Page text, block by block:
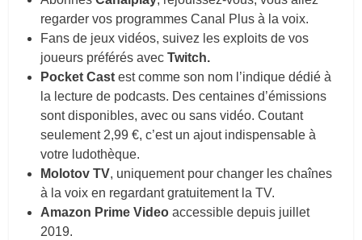
regarder vos programmes Canal Plus à la voix.
Fans de jeux vidéos, suivez les exploits de vos
joueurs préférés avecTwitch.
Pocket Cast est comme son nom l’indique dédié à
la lecture de podcasts. Des centaines d’émissions
sont disponibles, avec ou sans vidéo. Coutant
seulement 2,99 €, c’est un ajout indispensable à
votre ludothèque.
Molotov TV, uniquement pour changer les chaînes
à la voix en regardant gratuitement la TV.
Amazon Prime Video accessible depuis juillet
2019.